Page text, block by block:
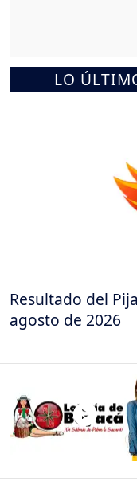
LO
Resultado del
agosto de 2026